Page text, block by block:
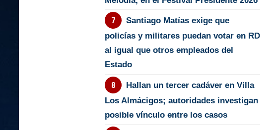
Santiago Matías exige que
policías y militares puedan votar en RD
al igual que otros empleados del
Estado
Hallan un tercer cadáver en Villa
Los Almácigos; autoridades investigan
posible vínculo entre los casos